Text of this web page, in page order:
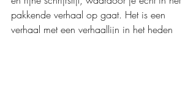
pakkende verhaal op gaat. Het is een
verhaal met een verhaallijn in het heden